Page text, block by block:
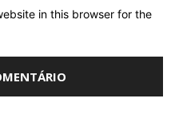
in this browser for the